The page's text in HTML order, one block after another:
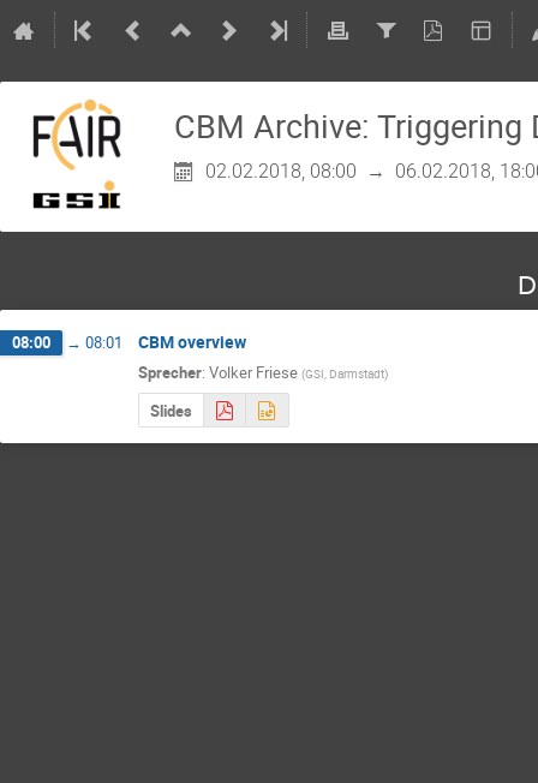
CBM Archive:
02.02.2018, 08:00 → 06.02.2018,
08:00 → 08:01 CBM overview
Sprecher: Volker Friese (GSI, Darmstadt)
Slides